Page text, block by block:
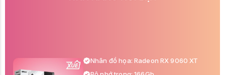
Nhân đồ họa: Radeon RX 9060 XT